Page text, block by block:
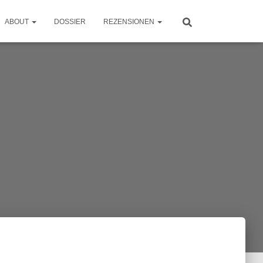
ABOUT DOSSIER REZENSIONEN